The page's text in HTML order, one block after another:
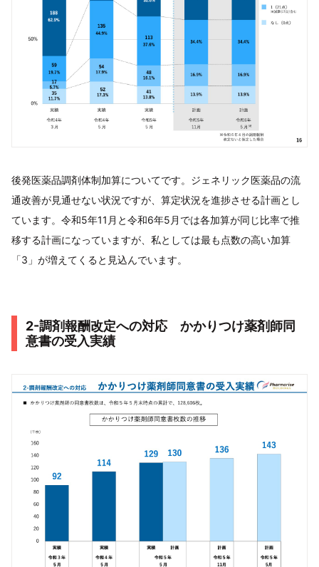
後発医薬品調剤体制加算についてです。ジェネリック医薬品の流
通改善が見通せない状況ですが、算定状況を進捗させる計画とし
ています。令和5年11月と令和6年5月では各加算が同じ比率で推
移する計画になっていますが、私としては最も点数の高い加算
「3」が増えてくると見込んでいます。
2-調剤報酬改定への対応 かかりつけ薬剤師同
意書の受入実績